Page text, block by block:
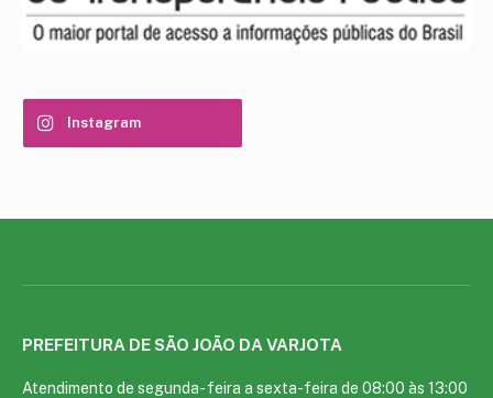
Instagram
PREFEITURA DE SÃO JOÃO DA VARJOTA
Atendimento de segunda- feira a sexta-feira de 08:00 às 13:00